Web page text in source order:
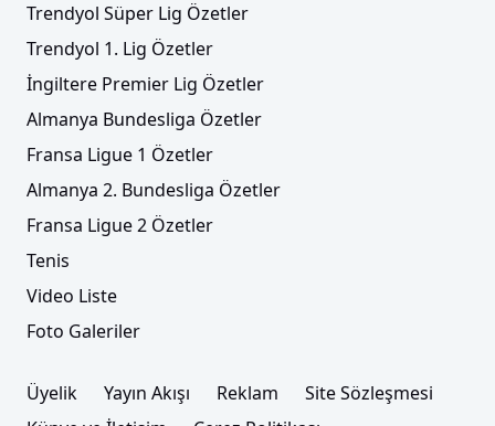
Trendyol Süper Lig Özetler
Trendyol 1. Lig Özetler
İngiltere Premier Lig Özetler
Almanya Bundesliga Özetler
Fransa Ligue 1 Özetler
Almanya 2. Bundesliga Özetler
Fransa Ligue 2 Özetler
Tenis
Video Liste
Foto Galeriler
Üyelik Yayın Akışı Reklam
Site Sözleşmesi